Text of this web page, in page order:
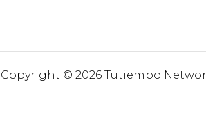
Copyright © 2026 Tutiempo